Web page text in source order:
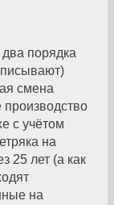
порядка
смена
производство
с учётом
на
25 лет (а как
на